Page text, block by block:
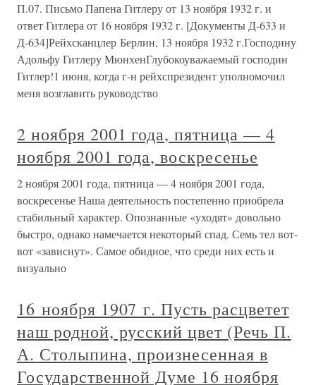
П.07. Письмо Папена Гитлеру от 13 ноября 1932 г. и
ответ Гитлера от 16 ноября 1932 г. [Документы Д-633 и
Д-634]Рейхсканцлер Берлин, 13 ноября 1932 г.Господину
Адольфу Гитлеру МюнхенГлубокоуважаемый господин
Гитлер!1 июня, когда г-н рейхспрезидент уполномочил
меня возглавить руководство
2 ноября 2001 года, пятница — 4
ноября 2001 года, воскресенье
2 ноября 2001 года, пятница — 4 ноября 2001 года,
воскресенье Наша деятельность постепенно приобрела
стабильный характер. Опознанные «уходят» довольно
быстро, однако намечается некоторый спад. Семь тел вот-
вот «зависнут». Самое обидное, что среди них есть и
визуально
16 ноября 1907 г. Пусть расцветет
наш родной, русский цвет (Речь П.
А. Столыпина, произнесенная в
Государственной Думе 16 ноября